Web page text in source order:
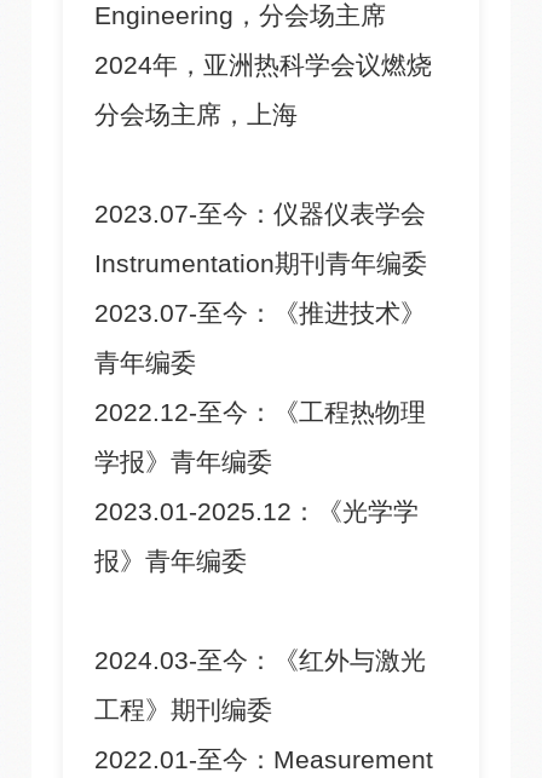
Engineering，分会场主席
2024年，亚洲热科学会议燃烧
分会场主席，上海
2023.07-至今：仪器仪表学会
Instrumentation期刊青年编委
2023.07-至今：《推进技术》
青年编委
2022.12-至今：《工程热物理
学报》青年编委
2023.01-2025.12：《光学学
报》青年编委
2024.03-至今：《红外与激光
工程》期刊编委
2022.01-至今：Measurement